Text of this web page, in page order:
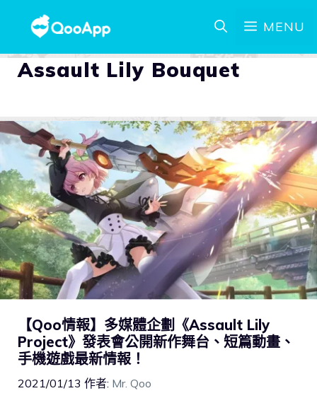
MENU
Assault Lily Bouquet
【Qoo情報】多媒體企劃《Assault Lily
Project》發表會公開新作舞台、短篇動畫、
手機遊戲最新情報！
2021/01/13 作者: Mr. Qoo